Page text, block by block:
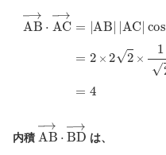
A cos
内積 AB →⋅BD →
は、